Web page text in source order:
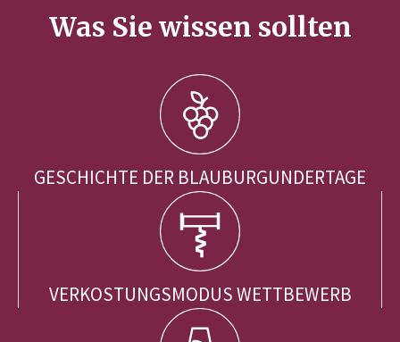
Was Sie wissen sollten
GESCHICHTE DER BLAUBURGUNDERTAGE
VERKOSTUNGSMODUS WETTBEWERB